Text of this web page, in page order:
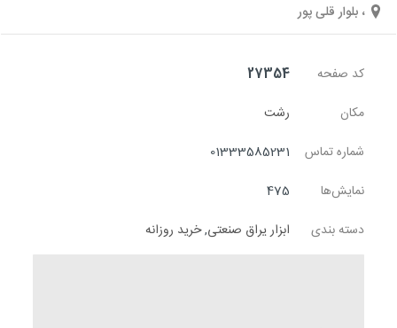
، بلوار قلی پور
کد صفحه
27354
مکان
رشت
شماره تماس
01333585231
نمایش‌ها
475
دسته بندی
ابزار یراق صنعتی,خرید روزانه